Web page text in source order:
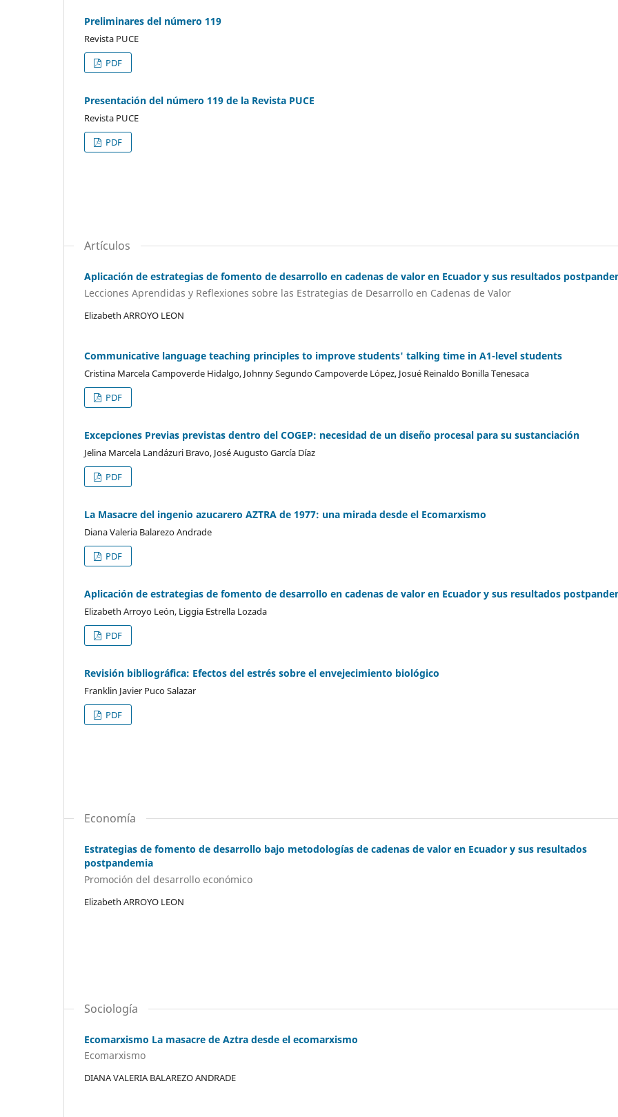
Preliminares del número 119
Revista PUCE
PDF
Presentación del número 119 de la Revista PUCE
Revista PUCE
PDF
Artículos
Aplicación de estrategias de fomento de desarrollo en cadenas de valor en Ecuador y sus resultados
Lecciones Aprendidas y Reflexiones sobre las Estrategias de Desarrollo en Cadenas de Valor
Elizabeth ARROYO LEON
Communicative language teaching principles to improve students' talking time in A1-level students
Cristina Marcela Campoverde Hidalgo, Johnny Segundo Campoverde López, Josué Reinaldo Bonilla Tenesaca
PDF
Excepciones Previas previstas dentro del COGEP: necesidad de un diseño procesal para su sustanciación
Jelina Marcela Landázuri Bravo, José Augusto García Díaz
PDF
La Masacre del ingenio azucarero AZTRA de 1977: una mirada desde el Ecomarxismo
Diana Valeria Balarezo Andrade
PDF
Aplicación de estrategias de fomento de desarrollo en cadenas de valor en Ecuador y sus resultados
Elizabeth Arroyo León, Liggia Estrella Lozada
PDF
Revisión bibliográfica: Efectos del estrés sobre el envejecimiento biológico
Franklin Javier Puco Salazar
PDF
Economía
Estrategias de fomento de desarrollo bajo metodologías de cadenas de valor en Ecuador y sus resultados
postpandemia
Promoción del desarrollo económico
Elizabeth ARROYO LEON
Sociología
Ecomarxismo La masacre de Aztra desde el ecomarxismo
Ecomarxismo
DIANA VALERIA BALAREZO ANDRADE